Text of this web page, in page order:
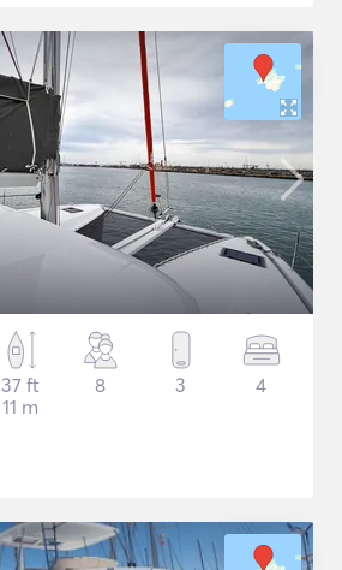
37 ft
11 m
8 3 4